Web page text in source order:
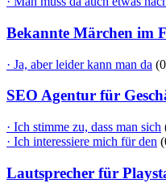
Bekannte Märchen im
· Ja, aber leider kann man da
SEO Agentur für
· Ich stimme zu, dass man sich
· Ich interessiere mich für den
Lautsprecher für